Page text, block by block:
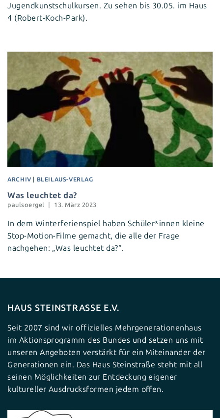
Jugendkunstschulkursen. Zu sehen bis 30.05. im Haus
4 (Robert-Koch-Park).
ARCHIV | BLEILAUS-VERLAG
Was leuchtet da?
paulsoergel 13. März 2023
In dem Winterferienspiel haben Schüler*innen kleine
Stop-Motion-Filme gemacht, die alle der Frage
nachgehen: „Was leuchtet da?“.
HAUS STEINSTRASSE E.V.
Seit 2007 sind wir offizielles Mehrgenerationenhaus
im Aktionsprogramm des Bundes und setzen uns mit
unseren Angeboten verstärkt für ein Miteinander der
Generationen ein. Das Haus Steinstraße steht mit all
seinen Möglichkeiten zur Entdeckung eigener
kultureller Ausdrucksformen jedem offen.